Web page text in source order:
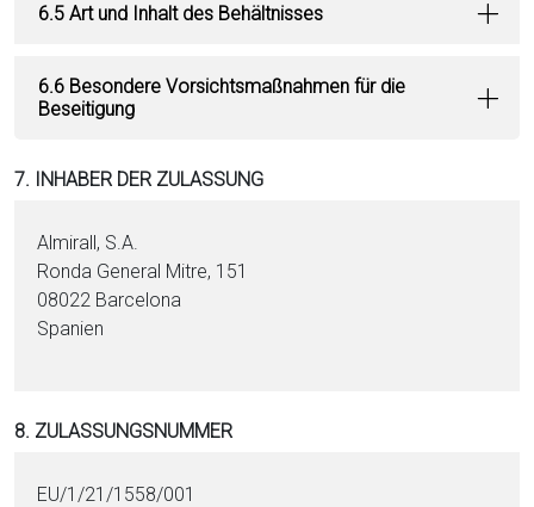
6.5 Art und Inhalt des Behältnisses
6.6 Besondere Vorsichtsmaßnahmen für die
Beseitigung
7. INHABER DER ZULASSUNG
Almirall, S.A.
Ronda General Mitre, 151
08022 Barcelona
Spanien
8. ZULASSUNGSNUMMER
EU/1/21/1558/001